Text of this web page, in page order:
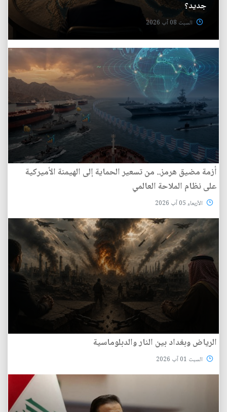
جديد؟
السبت 08 آب 2026
أزمة مضيق هرمز.. من تسعير الحماية إلى الهيمنة الأميركية
على نظام الملاحة العالمي
الأربعاء 05 آب 2026
الرياض وبغداد بين النار والدبلوماسية
السبت 01 آب 2026